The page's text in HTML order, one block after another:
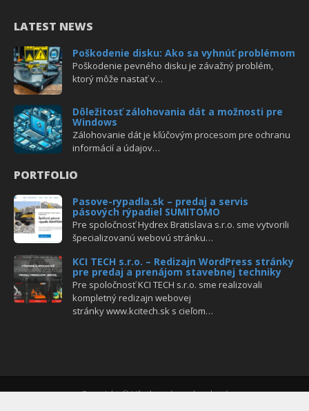
LATEST NEWS
Poškodenie disku: Ako sa vyhnúť problémom
Poškodenie pevného disku je závažný problém,
ktorý môže nastať v…
Dôležitosť zálohovania dát a možnosti pre
Windows
Zálohovanie dát je kľúčovým procesom pre ochranu
informácií a údajov…
PORTFOLIO
Pasove-rypadla.sk – predaj a servis
pásových rýpadiel SUMITOMO
Pre spoločnosť Hydrex Bratislava s.r.o. sme vytvorili
špecializovanú webovú stránku…
KCI TECH s.r.o. – Redizajn WordPress stránky
pre predaj a prenájom stavebnej techniky
Pre spoločnosť KCI TECH s.r.o. sme realizovali
kompletný redizajn webovej
stránky www.kcitech.sk s cieľom…
Copyright © Všetky práva vyhradené